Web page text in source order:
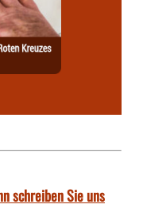
schreiben Sie uns